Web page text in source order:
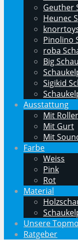
Geuther
Heunec
Pinolino
roba
Big
Sigikid
Ausstattung
Mit
Mit Gurt
Mit
Farbe
Weiss
Pink
Rot
Material
Unsere
Ratgeber